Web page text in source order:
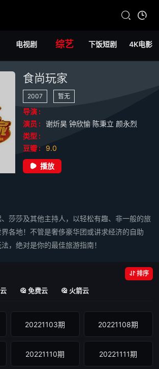
电视剧 综艺 下饭短剧 4K电影
食尚玩家
2007 暂无
导演 :
演员 :
谢炘昊 钟欣愉 陈秉立 颜永烈
类型 :
豆瓣 :
9.0
播放
莎莎及其他主持人，以轻松有趣、非一般的旅
各地！不管是奢侈豪华团或讲求经济的自助
，绝对是你的最佳旅游指南！
排序
免费云 火箭云
20221103期 20221108期
20221110期 20221111期